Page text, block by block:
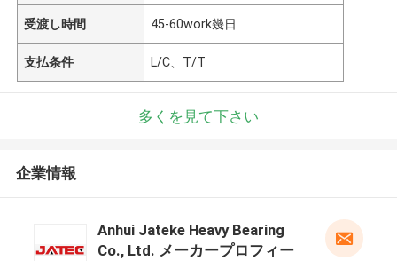
受渡し時間 45-60work幾日
支払条件 L/C、T/T
多くを見て下さい
企業情報
Anhui Jateke Heavy Bearing
Co., Ltd. メーカープロフィー